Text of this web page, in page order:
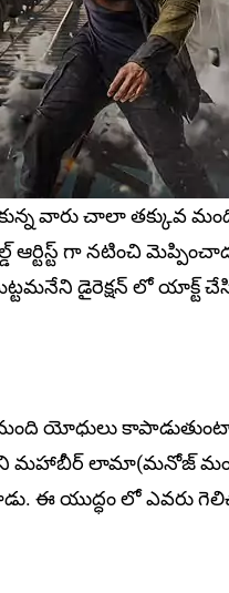
వారు చాలా తక్కువ
ఆర్టిస్ట్ గా నటించి
డైరెక్షన్ లో
మంది యోధులు
మహాబీర్ లామా(మనోజ్
ఈ యుద్ధం లో